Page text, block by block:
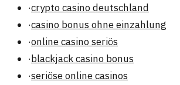
·crypto casino deutschland
·casino bonus ohne einzahlung
·online casino seriös
·blackjack casino bonus
·seriöse online casinos